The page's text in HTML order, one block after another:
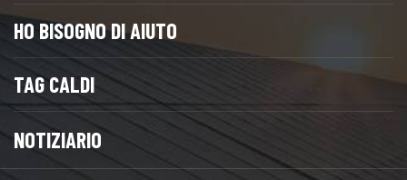
HO BISOGNO DI AIUTO
TAG CALDI
NOTIZIARIO